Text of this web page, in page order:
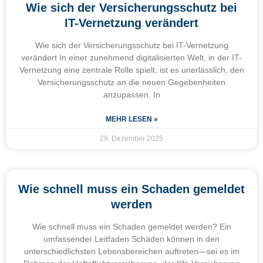
Wie sich der Versicherungsschutz bei
IT-Vernetzung verändert
Wie sich der Versicherungsschutz bei IT-Vernetzung
verändert In einer zunehmend digitalisierten Welt, in der IT-
Vernetzung eine zentrale Rolle spielt, ist es unerlässlich, den
Versicherungsschutz an die neuen Gegebenheiten
anzupassen. In
MEHR LESEN »
29. Dezember 2025
Wie schnell muss ein Schaden gemeldet
werden
Wie schnell muss ein Schaden gemeldet werden? Ein
umfassender Leitfaden Schäden können in den
unterschiedlichsten Lebensbereichen auftreten—sei es im